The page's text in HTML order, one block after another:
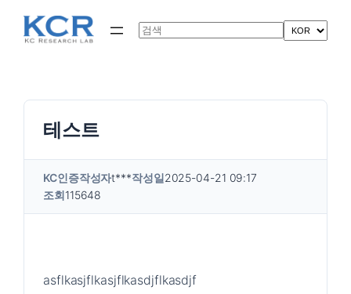
Search
테스트
KC인증작성자t***작성일2025-04-21 09:17
조회115648
asflkasjflkasjflkasdjflkasdjf